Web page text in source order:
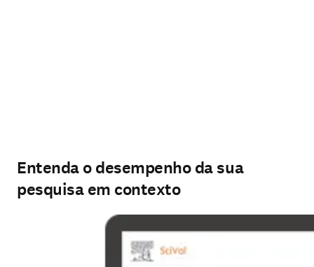
Entenda o desempenho da sua
pesquisa em contexto